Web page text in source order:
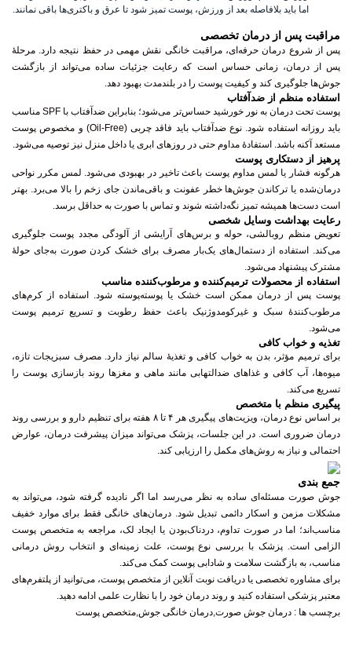
اما باید بلافاصله بعد از ورزش، پوست تمیز شود تا عرق و باکتری‌ها باقی نمانند.
مراقبت پس از درمان تخصصی
پس از شروع درمان حرفه‌ای، مراقبت خانگی نقش مهمی در حفظ نتیجه دارد. مرحلهٔ
پس از درمان، زمانی حساس است که رعایت جزئیات ساده می‌تواند از بازگشت
جوش‌ها جلوگیری کند و کیفیت پوست را در بلندمدت بهبود دهد.
استفاده منظم از ضدآفتاب
پوست تحت درمان به نور خورشید حساس‌تر می‌شود؛ بنابراین ضدآفتاب با SPF مناسب
باید روزانه استفاده شود. نوع ضدآفتاب باید فاقد چربی (Oil-Free) و مخصوص پوست
مستعد آکنه باشد. استفادهٔ مداوم حتی در روزهای ابری یا داخل منزل نیز توصیه می‌شود.
پرهیز از دستکاری پوست
هرگونه فشار یا لمس مداوم پوست باعث تاخیر در بهبودی می‌شود. لمس مکرر نواحی
درمان‌شده یا ترکاندن جوش‌ها خطر عفونت و باقی‌ماندن جای زخم را بالا می‌برد. بهتر
است دست‌ها همیشه تمیز نگه‌داشته شوند و تماس با صورت به حداقل برسد.
رعایت بهداشت وسایل شخصی
تعویض منظم روبالشی، حوله و برس‌های آرایشی از آلودگی مجدد پوست جلوگیری
می‌کند. استفاده از دستمال‌های یک‌بار مصرف برای خشک کردن صورت به‌جای حولهٔ
مشترک پیشنهاد می‌شود.
استفاده از محصولات ترمیم‌کننده و مرطوب‌کننده مناسب
پوست پس از درمان ممکن است خشک یا پوسته‌پوسته شود. استفاده از کرم‌های
مرطوب‌کنندهٔ سبک و غیرکومدوژنیک باعث حفظ رطوبت و تسریع ترمیم پوست
می‌شود.
تغذیه و خواب کافی
برای ترمیم مؤثر، بدن به خواب کافی و تغذیهٔ سالم نیاز دارد. مصرف سبزیجات تازه،
میوه‌ها، آب کافی و غذاهای ضدالتهابی مانند ماهی و مغزها روند بازسازی پوست را
تسریع می‌کند.
پیگیری منظم با متخصص
بر اساس نوع درمان، ویزیت‌های پیگیری هر ۴ تا ۸ هفته برای تنظیم دارو و بررسی روند
درمان ضروری است. در این جلسات، پزشک می‌تواند میزان پیشرفت درمان، عوارض
احتمالی و نیاز به روش‌های مکمل را ارزیابی کند.
جمع بندی
جوش صورت مسئله‌ای ساده به نظر می‌رسد اما اگر نادیده گرفته شود، می‌تواند به
مشکلات مزمن و اسکار دائمی تبدیل شود. درمان‌های خانگی فقط برای موارد خفیف
مناسب‌اند؛ اما در صورت تداوم، دردناک‌بودن یا ایجاد لک، مراجعه به متخصص پوست
الزامی است. پزشک با بررسی نوع پوست، علت زمینه‌ای و انتخاب روش درمانی
مناسب، به بازگشت سلامت و شادابی پوست کمک می‌کند.
برای مشاوره تخصصی یا دریافت نوبت آنلاین از متخصص پوست، می‌توانید از پلتفرم‌های
معتبر پزشکی استفاده کنید و روند درمان خود را با نظارت علمی ادامه دهید.
برچسب ها : درمان جوش صورت,درمان خانگی جوش,متخصص پوست